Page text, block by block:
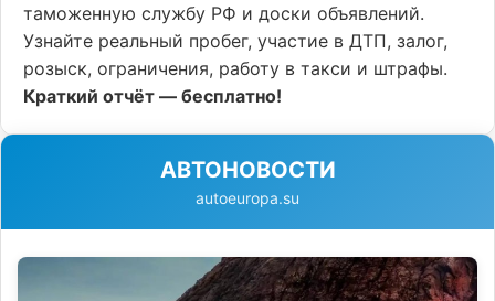
таможенную службу РФ и доски объявлений.
Узнайте реальный пробег, участие в ДТП, залог,
розыск, ограничения, работу в такси и штрафы.
Краткий отчёт — бесплатно!
АВТОНОВОСТИ
autoeuropa.su